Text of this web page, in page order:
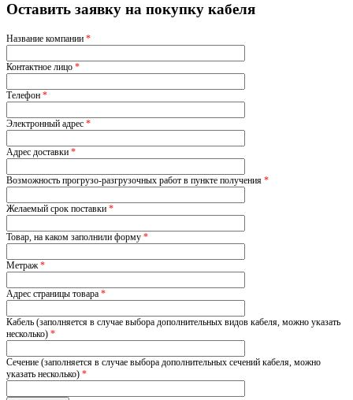
Оставить заявку на покупку кабеля
Название компании *
Контактное лицо *
Телефон *
Электронный адрес *
Адрес доставки *
Возможность прогрузо-разгрузочных работ в пункте получения *
Желаемый срок поставки *
Товар, на каком заполнили форму *
Метраж*
Адрес страницы товара *
Кабель (заполняется в случае выбора дополнительных видов кабеля, можно указать
несколько) *
Сечение (заполняется в случае выбора дополнительных сечений кабеля, можно
указать несколько) *